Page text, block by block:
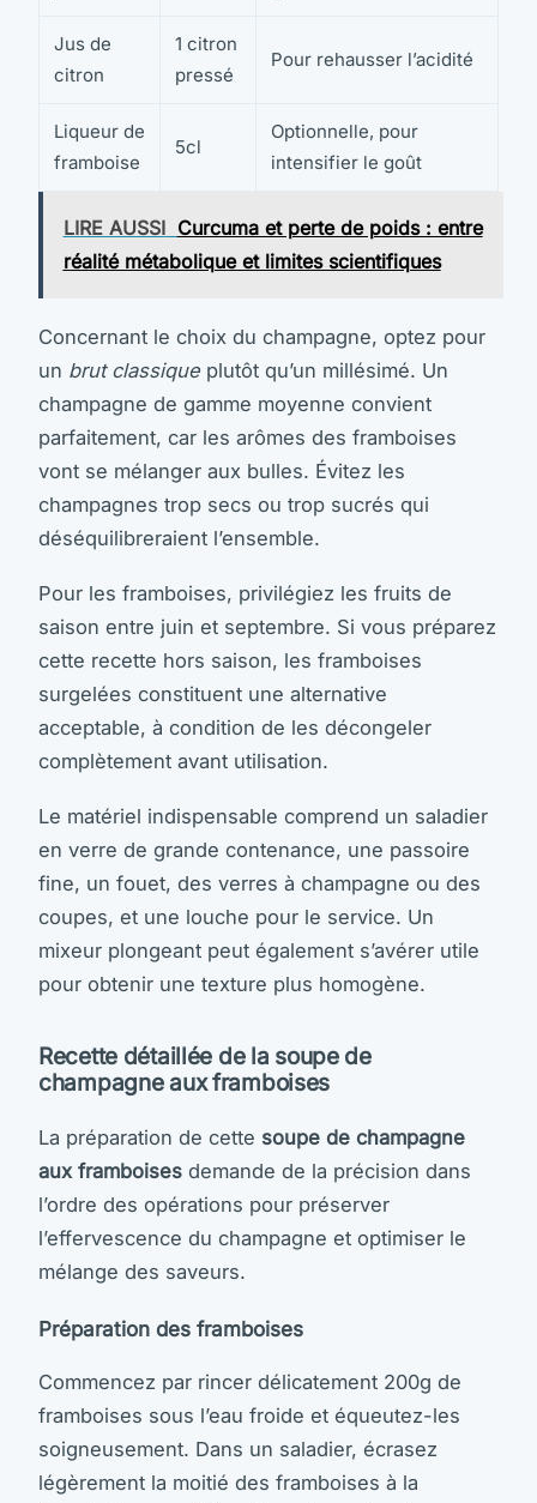
Jus de
citron
1 citron
pressé
Pour rehausser l’acidité
Liqueur de
framboise
5cl
Optionnelle, pour
intensifier le goût
LIRE AUSSI Curcuma et perte de poids : entre
réalité métabolique et limites scientifiques
Concernant le choix du champagne, optez pour
un brut classiqueplutôt qu’un millésimé. Un
champagne de gamme moyenne convient
parfaitement, car les arômes des framboises
vont se mélanger aux bulles. Évitez les
champagnes trop secs ou trop sucrés qui
déséquilibreraient l’ensemble.
Pour les framboises, privilégiez les fruits de
saison entre juin et septembre. Si vous préparez
cette recette hors saison, les framboises
surgelées constituent une alternative
acceptable, à condition de les décongeler
complètement avant utilisation.
Le matériel indispensable comprend un saladier
en verre de grande contenance, une passoire
fine, un fouet, des verres à champagne ou des
coupes, et une louche pour le service. Un
mixeur plongeant peut également s’avérer utile
pour obtenir une texture plus homogène.
Recette détaillée de la soupe de
champagne aux framboises
La préparation de cette soupe de champagne
aux framboises demande de la précision dans
l’ordre des opérations pour préserver
l’effervescence du champagne et optimiser le
mélange des saveurs.
Préparation des framboises
Commencez par rincer délicatement 200g de
framboises sous l’eau froide et équeutez-les
soigneusement. Dans un saladier, écrasez
légèrement la moitié des framboises à la